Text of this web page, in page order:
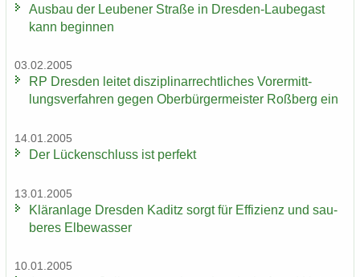
Aus­bau der Leu­be­ner Stra­ße in Dresden-​Laubegast
kann be­gin­nen
03.02.2005
RP Dres­den lei­tet dis­zi­pli­nar­recht­li­ches Vor­er­mitt­
lungs­ver­fah­ren gegen Ober­bür­ger­meis­ter Roß­berg ein
14.01.2005
Der Lü­cken­schluss ist per­fekt
13.01.2005
Klär­an­la­ge Dres­den Ka­ditz sorgt für Ef­fi­zi­enz und sau­
be­res El­be­was­ser
10.01.2005